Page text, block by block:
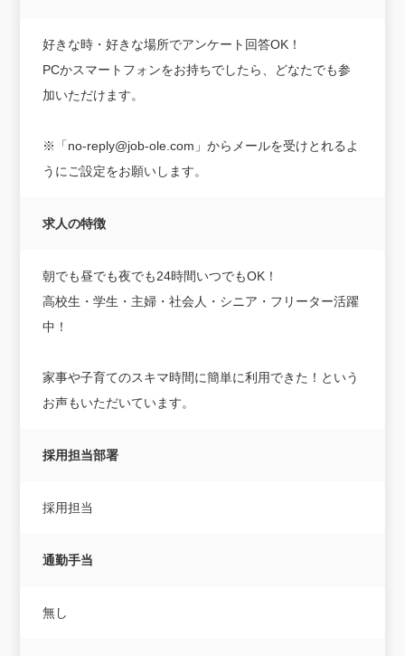
好きな時・好きな場所でアンケート回答OK！
PCかスマートフォンをお持ちでしたら、どなたでも参
加いただけます。
※「no-reply@job-ole.com」からメールを受けとれるよ
うにご設定をお願いします。
求人の特徴
朝でも昼でも夜でも24時間いつでもOK！
高校生・学生・主婦・社会人・シニア・フリーター活躍
中！
家事や子育てのスキマ時間に簡単に利用できた！という
お声もいただいています。
採用担当部署
採用担当
通勤手当
無し